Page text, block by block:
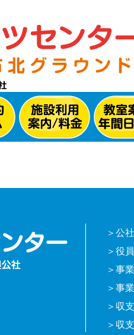
公
役
事
事
収
収